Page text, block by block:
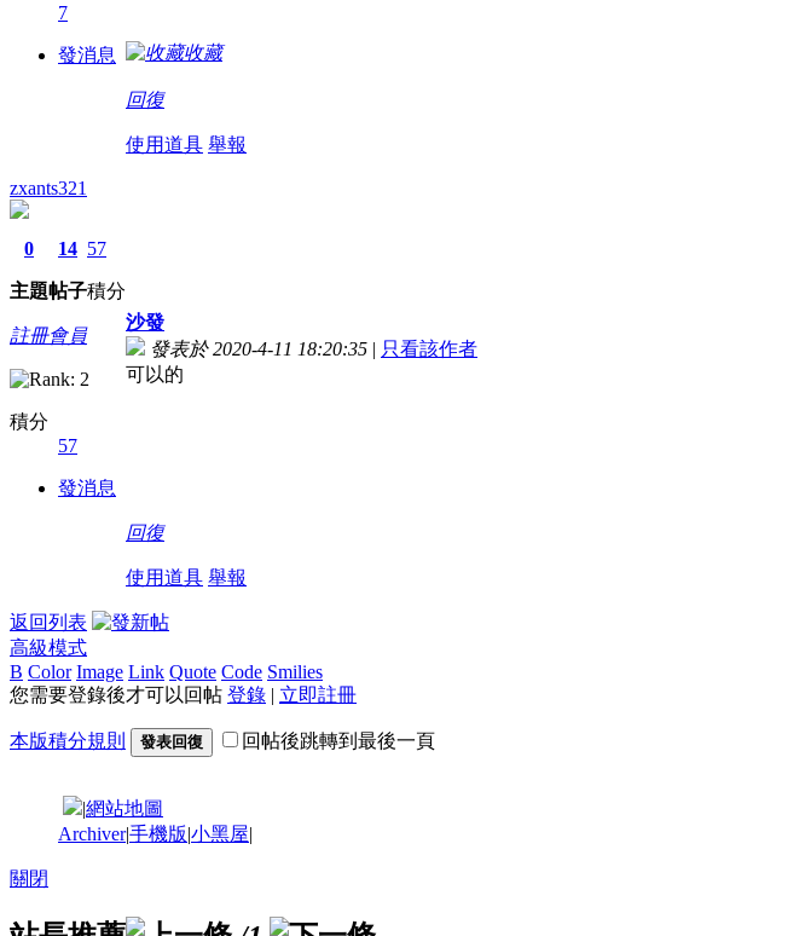
7
發消息 收藏
回復
使用道具 舉報
zxants321
0
主題
14
帖子
57
積分
註冊會員
積分
57
發消息
沙發
發表於 2020-4-11 18:20:35 | 只看該作者
可以的
回復
使用道具 舉報
返回列表
高級模式
B Color Image Link Quote Code Smilies
您需要登錄後才可以回帖 登錄 | 立即註冊
本版積分規則 發表回復 回帖後跳轉到最後一頁
|網站地圖
Archiver|手機版|小黑屋|
關閉